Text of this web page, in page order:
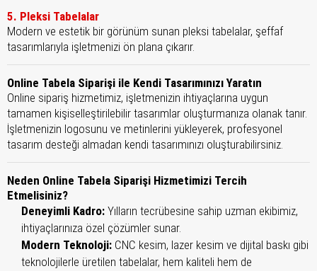
5. Pleksi Tabelalar
Modern ve estetik bir görünüm sunan pleksi tabelalar, şeffaf
tasarımlarıyla işletmenizi ön plana çıkarır.
Online Tabela Siparişi ile Kendi Tasarımınızı Yaratın
Online sipariş hizmetimiz, işletmenizin ihtiyaçlarına uygun
tamamen kişiselleştirilebilir tasarımlar oluşturmanıza olanak tanır.
İşletmenizin logosunu ve metinlerini yükleyerek, profesyonel
tasarım desteği almadan kendi tasarımınızı oluşturabilirsiniz.
Neden Online Tabela Siparişi Hizmetimizi Tercih
Etmelisiniz?
Deneyimli Kadro: Yılların tecrübesine sahip uzman ekibimiz,
ihtiyaçlarınıza özel çözümler sunar.
Modern Teknoloji: CNC kesim, lazer kesim ve dijital baskı gibi
teknolojilerle üretilen tabelalar, hem kaliteli hem de